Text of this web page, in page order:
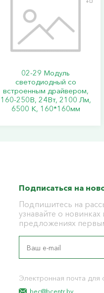
02-29 Модуль
светодиодный со
встроенным драйвером,
160-250В, 24Вт, 2100 Лм,
6500 К, 160*160мм
Подписаться на
Подпишитесь на
узнавайте о новинках
предложениях
Электронная почта для
bec@bcentr.by